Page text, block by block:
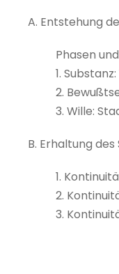
A. Entstehung
Phasen
1.
2.
3. Wille:
B. Erhaltung
1.
2.
3.